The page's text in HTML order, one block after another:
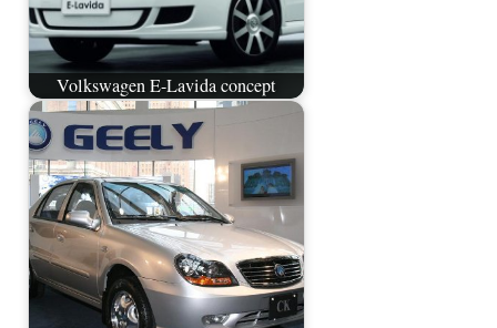
Volkswagen E-Lavida concept